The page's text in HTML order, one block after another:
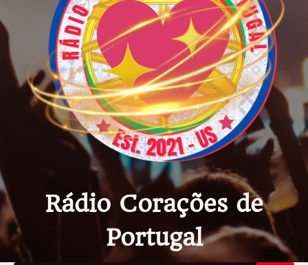
Rádio Corações de
Portugal